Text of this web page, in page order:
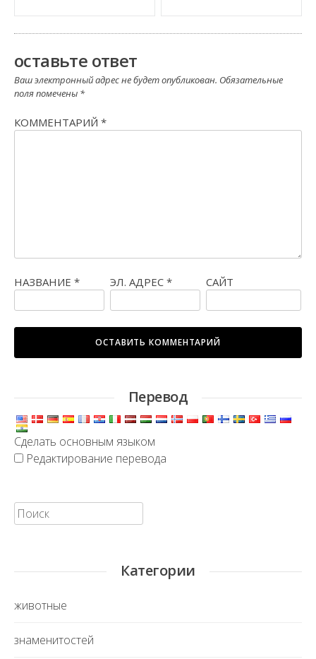
оставьте ответ
Ваш электронный адрес не будет опубликован. Обязательные
поля помечены *
КОММЕНТАРИЙ *
НАЗВАНИЕ * ЭЛ. АДРЕС * САЙТ
Перевод
Сделать основным языком
Редактирование перевода
Искать:
Категории
животные
знаменитостей